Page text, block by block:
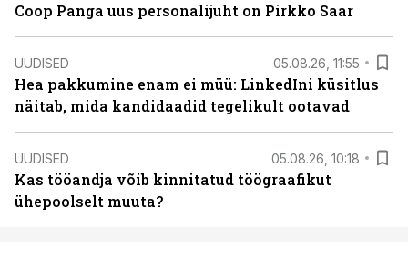
Coop Panga uus personalijuht on Pirkko Saar
UUDISED 05.08.26, 11:55
Hea pakkumine enam ei müü: LinkedIni küsitlus
näitab, mida kandidaadid tegelikult ootavad
UUDISED 05.08.26, 10:18
Kas tööandja võib kinnitatud töögraafikut
ühepoolselt muuta?